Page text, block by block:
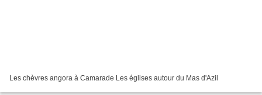
Les chèvres angora à Camarade Les églises autour du Mas d'Azil